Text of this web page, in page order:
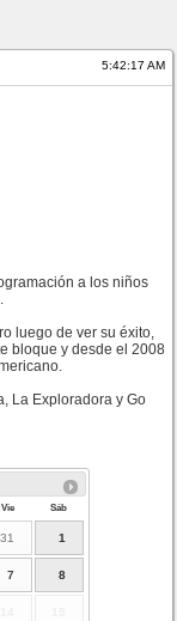
5:42:18 AM
a los niños
luego de ver su éxito,
bloque y desde el 2008
La Exploradora y Go
Vie Sáb
31 1
7 8